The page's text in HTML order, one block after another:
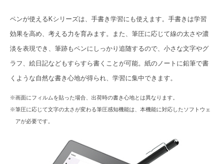
ペンが使えるKシリーズは、手書き学習にも使えます。手書きは学習
効果を高め、考える力を育みます。また、筆圧に応じて線の太さや濃
淡を表現でき、筆跡もペンにしっかり追随するので、小さな文字やグ
ラフ、絵日記などもすらすら書くことが可能。紙のノートに鉛筆で書
くような自然な書き心地が得られ、学習に集中できます。
※画面にフィルムを貼った場合、出荷時の書き心地とは異なります。
※筆圧に応じて文字の太さが変わる筆圧感知機能は、本機能に対応したソフトウェ
アが必要です。